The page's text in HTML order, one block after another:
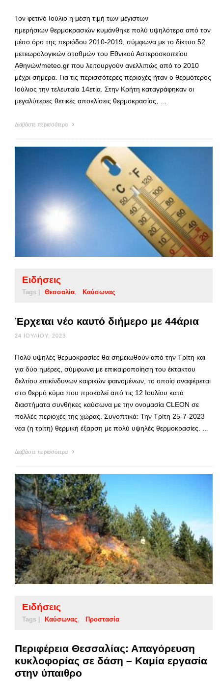
Τον φετινό Ιούλιο η μέση τιμή των μέγιστων
ημερήσιων θερμοκρασιών κυμάνθηκε πολύ υψηλότερα από τον
μέσο όρο της περιόδου 2010-2019, σύμφωνα με το δίκτυο 52
μετεωρολογικών σταθμών του Εθνικού Αστεροσκοπείου
Αθηνών/meteo.gr που λειτουργούν ανελλιπώς από το 2010
μέχρι σήμερα. Για τις περισσότερες περιοχές ήταν ο θερμότερος
Ιούλιος την τελευταία 14ετία. Στην Κρήτη καταγράφηκαν οι
μεγαλύτερες θετικές αποκλίσεις θερμοκρασίας, …
Διαβάστε περισσότερα
Ειδήσεις
Tags | Θεσσαλία Καύσωνας
Έρχεται νέο καυτό διήμερο με 44άρια
24 ΙΟΥΛΊΟΥ, 2023
Πολύ υψηλές θερμοκρασίες θα σημειωθούν από την Τρίτη και
για δύο ημέρες, σύμφωνα με επικαιροποίηση του έκτακτου
δελτίου επικίνδυνων καιρικών φαινομένων, το οποίο αναφέρεται
στο θερμό κύμα που προκαλεί από τις 12 Ιουλίου κατά
διαστήματα συνθήκες καύσωνα με την ονομασία CLEON σε
πολλές περιοχές της χώρας. Συνοπτικά: Την Τρίτη 25-7-2023
νέα (η τρίτη) θερμική έξαρση με πολύ υψηλές θερμοκρασίες. …
Διαβάστε περισσότερα
Ειδήσεις
Tags | Καύσωνας Προστασία
Περιφέρεια Θεσσαλίας: Απαγόρευση
κυκλοφορίας σε δάση – Καμία εργασία
στην ύπαιθρο